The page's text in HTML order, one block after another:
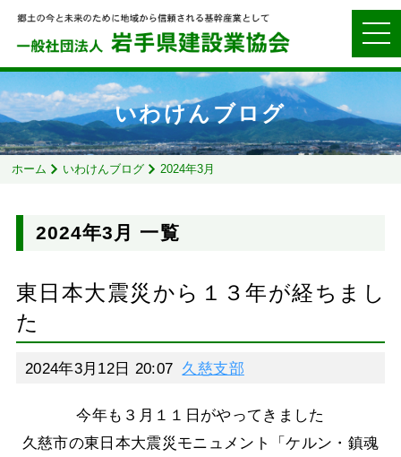
いわけんブログ
ホーム いわけんブログ 2024年3月
2024年3月 一覧
東日本大震災から１３年が経ちまし
た
2024年3月12日 20:07 久慈支部
今年も３月１１日がやってきました
久慈市の東日本大震災モニュメント「ケルン・鎮魂